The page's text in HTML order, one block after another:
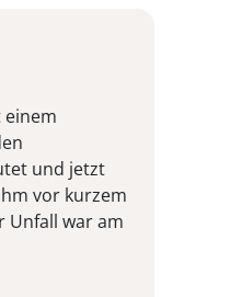
einem
und jetzt
vor kurzem
Unfall war am